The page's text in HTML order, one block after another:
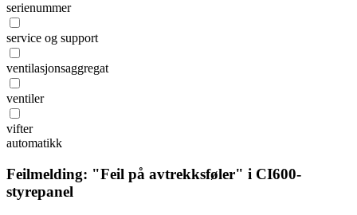
serienummer
service og support
ventilasjonsaggregat
ventiler
vifter
automatikk
Feilmelding: "Feil på avtrekksføler" i CI600-
styrepanel